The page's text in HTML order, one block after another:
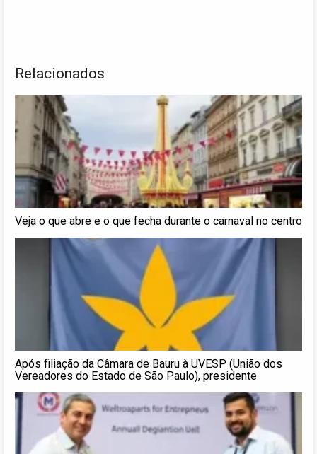
Relacionados
Veja o que abre e o que fecha durante o carnaval no centro
Após filiação da Câmara de Bauru à UVESP (União dos
Vereadores do Estado de São Paulo), presidente